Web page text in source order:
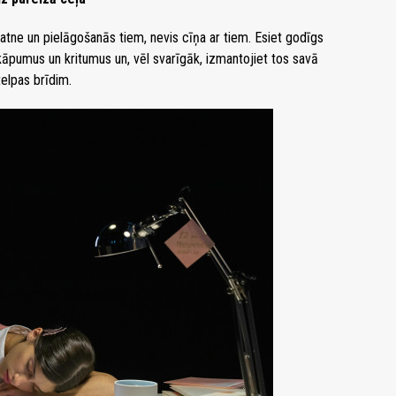
un pielāgošanās tiem, nevis cīņa ar tiem. Esiet godīgs
un kritumus un, vēl svarīgāk, izmantojiet tos savā
brīdim.